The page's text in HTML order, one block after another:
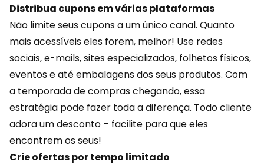
Distribua cupons em várias plataformas
Não limite seus cupons a um único canal. Quanto
mais acessíveis eles forem, melhor! Use redes
sociais, e-mails, sites especializados, folhetos físicos,
eventos e até embalagens dos seus produtos. Com
a temporada de compras chegando, essa
estratégia pode fazer toda a diferença. Todo cliente
adora um desconto – facilite para que eles
encontrem os seus!
Crie ofertas por tempo limitado